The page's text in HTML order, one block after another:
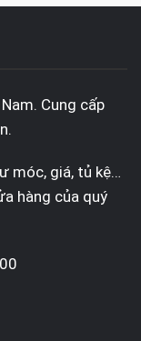
Cung cấp
móc, giá, tủ kệ…
hàng của quý